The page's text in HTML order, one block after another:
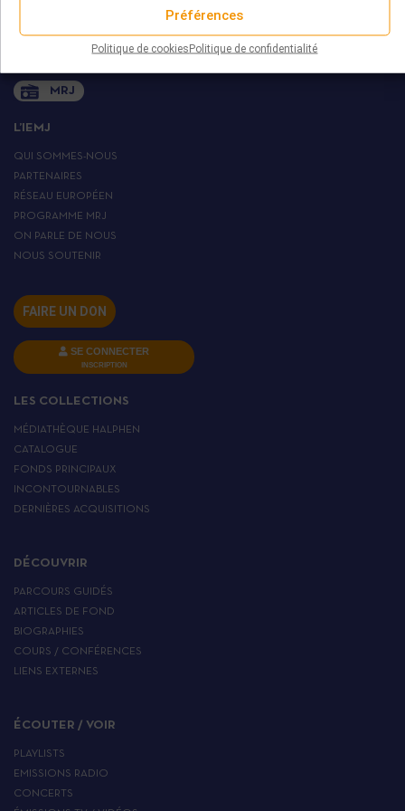
Préférences
Politique de cookiesPolitique de confidentialité
MRJ
L’IEMJ
QUI SOMMES-NOUS
PARTENAIRES
RÉSEAU EUROPÉEN
PROGRAMME MRJ
ON PARLE DE NOUS
NOUS SOUTENIR
FAIRE UN DON
SE CONNECTER
INSCRIPTION
LES COLLECTIONS
MÉDIATHÈQUE HALPHEN
CATALOGUE
FONDS PRINCIPAUX
INCONTOURNABLES
DERNIÈRES ACQUISITIONS
DÉCOUVRIR
PARCOURS GUIDÉS
ARTICLES DE FOND
BIOGRAPHIES
COURS / CONFÉRENCES
LIENS EXTERNES
ÉCOUTER / VOIR
PLAYLISTS
EMISSIONS RADIO
CONCERTS